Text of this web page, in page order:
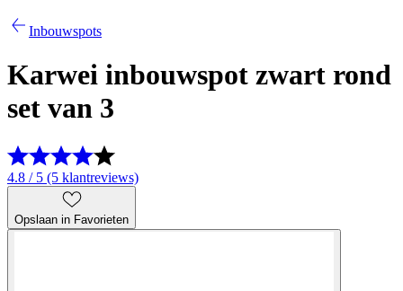
Inbouwspots
Karwei inbouwspot zwart rond
set van 3
4.8 / 5 (5 klantreviews)
Opslaan in Favorieten